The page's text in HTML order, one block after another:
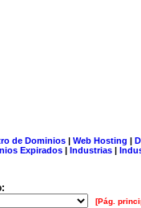
de Dominios| Web Hosting |
Expirados | Industrias |
[Pág.